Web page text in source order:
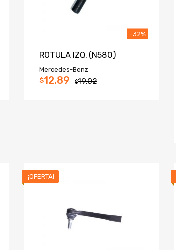
ROTULA IZQ. (N580)
Mercedes-Benz
$19.02
$12.89
-32%
¡OFERTA!